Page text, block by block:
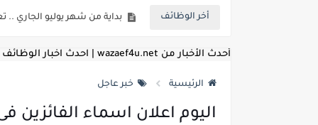
أخر الوظائف للمؤهلات العليا ..اعلان وظائف
اعلان وظائف وزارة التعليم
اعلان وظائف الهيئة
أحدث الأخبار من wazaef4u.net | احدث اخبار الوظائف
الرئيسية خبر عاجل
اليوم اعلان اسماء